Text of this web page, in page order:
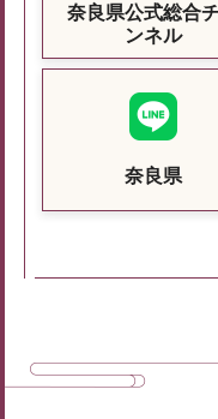
奈良県公式総合
ンネル
奈良県